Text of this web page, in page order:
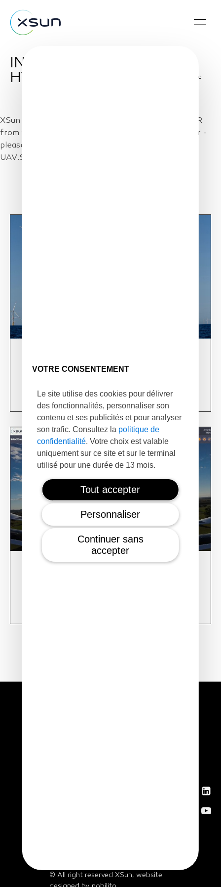
VOTRE CONSENTEMENT
Le site utilise des cookies pour délivrer
des fonctionnalités, personnaliser son
contenu et ses publicités et pour analyser
son trafic. Consultez la politique de
confidentialité. Votre choix est valable
uniquement sur ce site et sur le terminal
utilisé pour une durée de 13 mois.
Tout accepter
Personnaliser
Continuer sans
accepter
INTERGEO 2021
HYBRID HANNOVER
Share
XSun will be at INTERGEO 2021 HYBRID HANNOVER
from the 21st to the 23rd of September in Hannover -
please come to see us AND SolarXOne at booth
UAV.Stand 20F21 !!
XSun & TotalEnergies on prospection mission in
Learn more
© All right reserved XSun, website